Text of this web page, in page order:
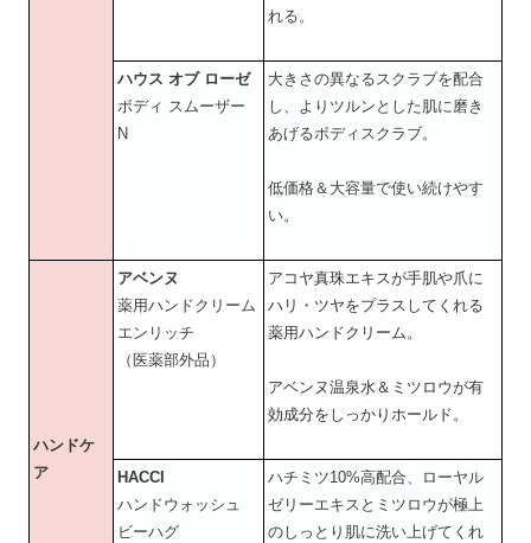
れる。
ハウス オブ ローゼ
ボディ スムーザー
N
大きさの異なるスクラブを配合
し、よりツルンとした肌に磨き
あげるボディスクラブ。
低価格＆大容量で使い続けやす
い。
ハンドケ
ア
アベンヌ
薬用ハンドクリーム
エンリッチ
（医薬部外品）
アコヤ真珠エキスが手肌や爪に
ハリ・ツヤをプラスしてくれる
薬用ハンドクリーム。
アベンヌ温泉水＆ミツロウが有
効成分をしっかりホールド。
HACCI
ハンドウォッシュ
ビーハグ
ハチミツ10%高配合、ローヤル
ゼリーエキスとミツロウが極上
のしっとり肌に洗い上げてくれ